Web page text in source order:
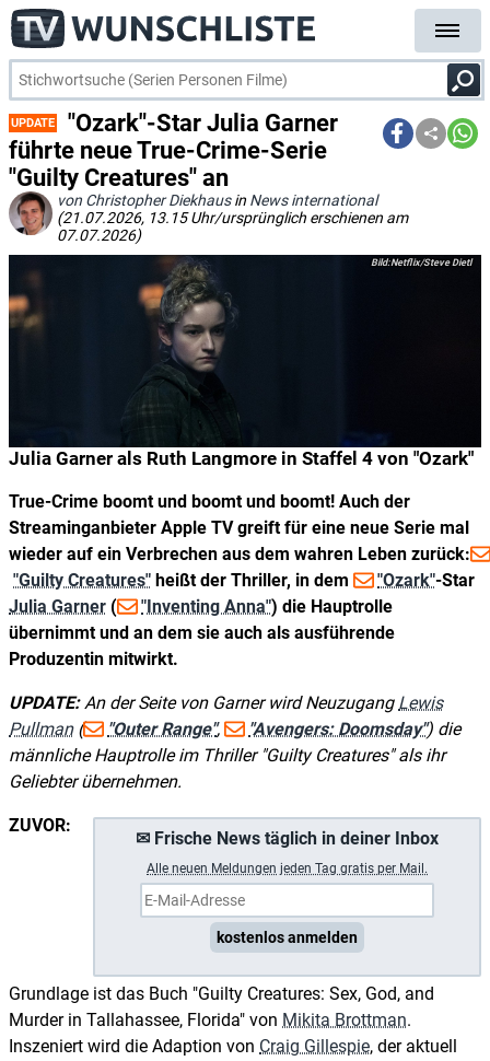
UPDATE
"Ozark"-Star Julia Garner
führte neue True-Crime-Serie
"Guilty Creatures" an
von Christopher Diekhausin News international
(21.07.2026, 13.15 Uhr/ursprünglich erschienen am
07.07.2026)
Julia Garner als Ruth Langmore in Staffel 4 von "Ozark"
Netflix/Steve Dietl
True-Crime boomt und boomt und boomt! Auch der
Streaminganbieter Apple TV greift für eine neue Serie mal
wieder auf ein Verbrechen aus dem wahren Leben zurück:
"Guilty Creatures" heißt der Thriller, in dem "Ozark"-Star
Julia Garner ( "Inventing Anna") die Hauptrolle
übernimmt und an dem sie auch als ausführende
Produzentin mitwirkt.
UPDATE:An der Seite von Garner wird Neuzugang Lewis
Pullman( "Outer Range", "Avengers: Doomsday") die
männliche Hauptrolle im Thriller "Guilty Creatures" als ihr
Geliebter übernehmen.
✉ Frische News täglich in deiner Inbox
Alle neuen Meldungen jeden Tag gratis per Mail.
kostenlos anmelden
ZUVOR:
Grundlage ist das Buch "Guilty Creatures: Sex, God, and
Murder in Tallahassee, Florida" von Mikita Brottman.
Inszeniert wird die Adaption von Craig Gillespie, der aktuell